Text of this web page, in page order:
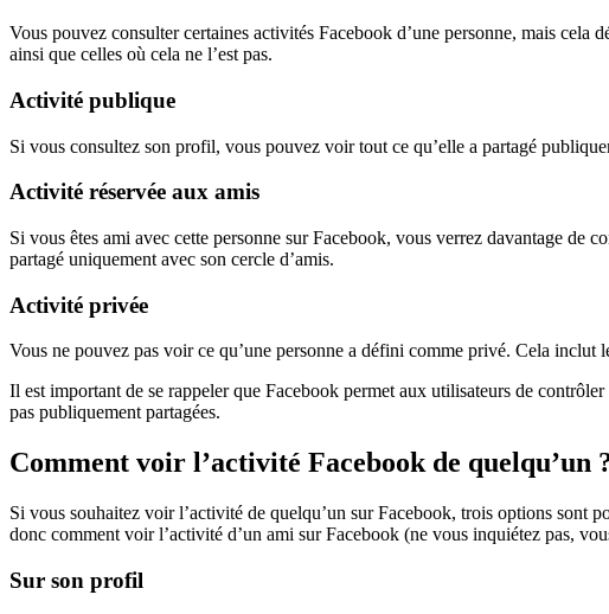
Vous pouvez consulter certaines activités Facebook d’une personne, mais cela
ainsi que celles où cela ne l’est pas.
Activité publique
Si vous consultez son profil, vous pouvez voir tout ce qu’elle a partagé
Activité réservée aux amis
Si vous êtes ami avec cette personne sur Facebook, vous verrez davantage de
partagé uniquement avec son cercle d’amis.
Activité privée
Vous ne pouvez pas voir ce qu’une personne a défini comme privé. Cela inclut
Il est important de se rappeler que Facebook permet aux utilisateurs de
pas publiquement partagées.
Comment voir l’activité Facebook de quelqu’un
Si vous souhaitez voir l’activité de quelqu’un sur Facebook, trois options sont
donc comment voir l’activité d’un ami sur Facebook (ne vous inquiétez pas,
Sur son profil